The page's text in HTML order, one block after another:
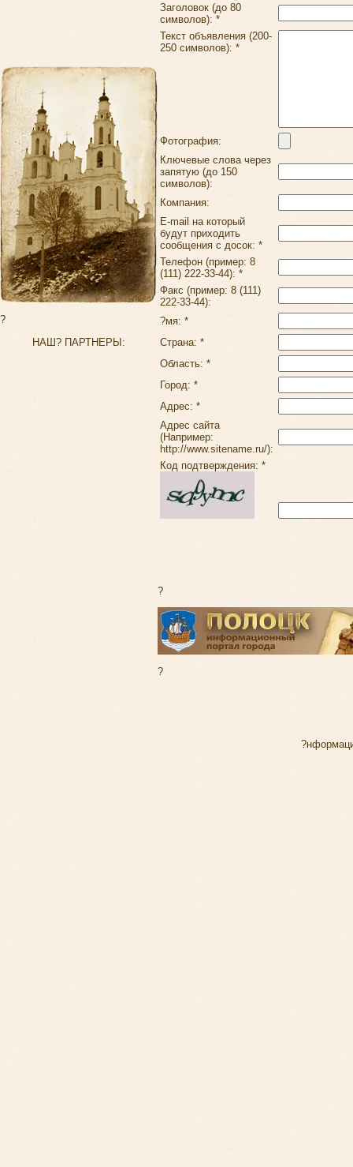
Заголовок (до 80
символов): *
Текст объявления (200-
250 символов): *
Фотография:
Ключевые слова через
запятую (до 150
символов):
Компания:
E-mail на который
будут приходить
сообщения с досок: *
Телефон (пример: 8
(111) 222-33-44): *
Факс (пример: 8 (111)
222-33-44):
?мя: *
Страна: *
Область: *
Город: *
Адрес: *
Адрес сайта
(Например:
http://www.sitename.ru/):
Код подтверждения: *
?
НАШ? ПАРТНЕРЫ:
?
?